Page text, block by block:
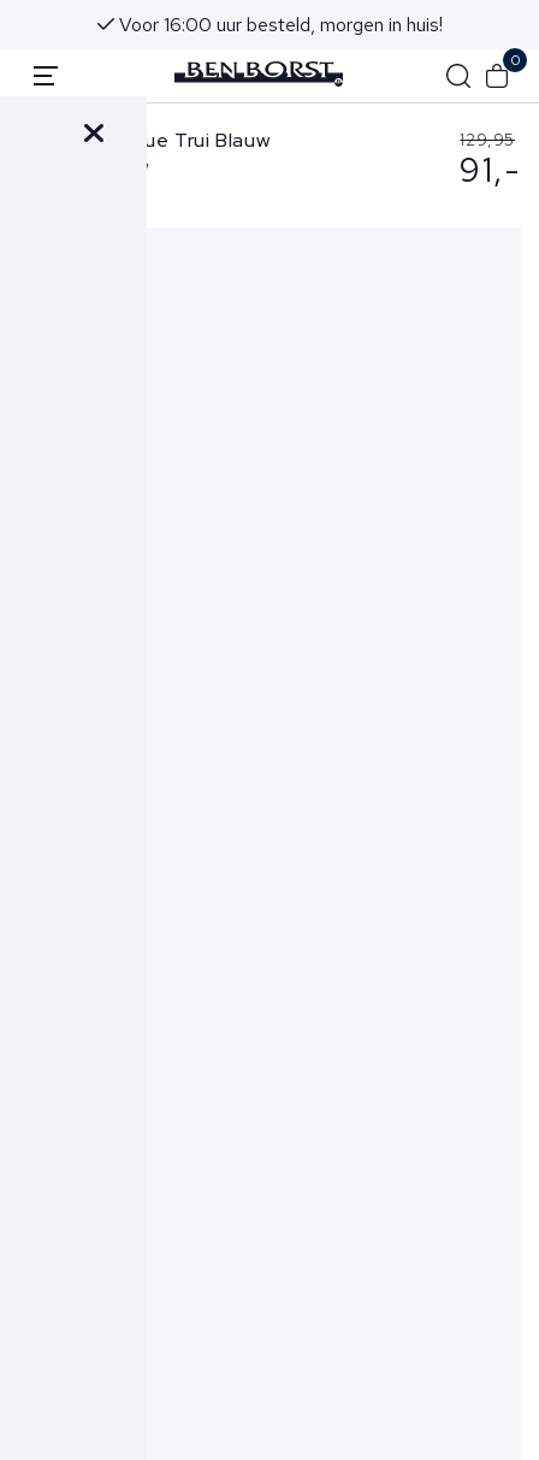
Voor 16:00 uur besteld, morgen in huis!
0
Butcher of Blue Trui Blauw
Clifden Co Crew
129,95
91,-